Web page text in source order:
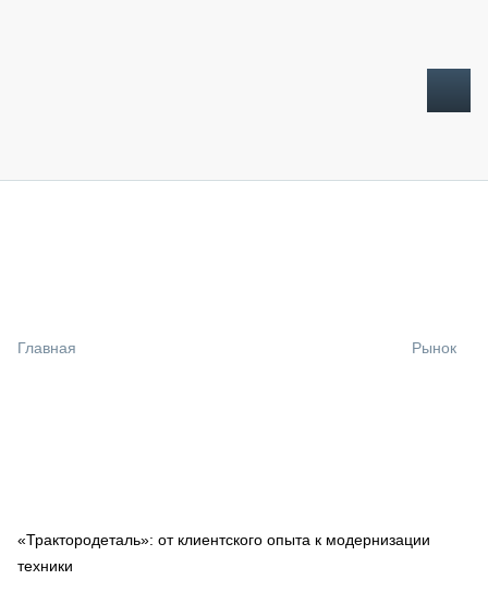
СПЕЦПРОЕКТЫ
МЕРОПРИЯТИЯ
Главная Рынок
«Трактородеталь»: от клиентского опыта к модернизации
техники